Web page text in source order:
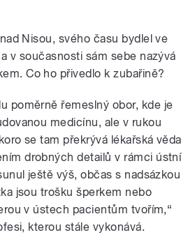
Nisou, svého času bydlel ve
v současnosti sám sebe nazývá
Co ho přivedlo k zubařině?
poměrně řemeslný obor, kde je
medicínu, ale v rukou
se tam překrývá lékařská věda
drobných detailů v rámci ústní
ještě výš, občas s nadsázkou
jsou trošku šperkem nebo
v ústech pacientům tvořím,“
kterou stále vykonává.